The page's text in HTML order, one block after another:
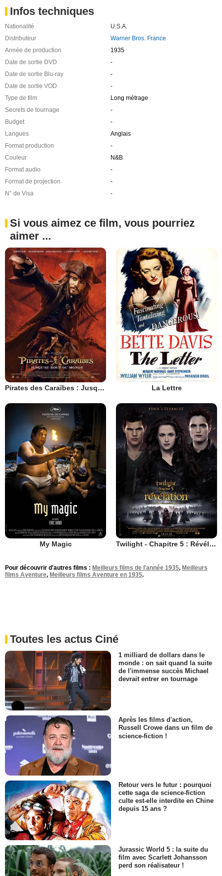
Infos techniques
Nationalité
U.S.A.
Distributeur
Warner Bros. France
Année de production
1935
Date de sortie DVD
-
Date de sortie Blu-ray
-
Date de sortie VOD
-
Type de film
Long métrage
Secrets de tournage
-
Budget
-
Langues
Anglais
Format production
-
Couleur
N&B
Format audio
-
Format de projection
-
N° de Visa
-
Si vous aimez ce film, vous pourriez
aimer ...
Pirates des Caraïbes : Jusqu'au Bout du Monde La Lettre
My Magic Twilight - Chapitre 5 : Révélation 2e partie
Pour découvrir d'autres films : Meilleurs films de l'année 1935, Meilleurs
films Aventure, Meilleurs films Aventure en 1935.
Toutes les actus Ciné
1 milliard de dollars dans le
monde : on sait quand la suite
de l'immense succès Michael
devrait entrer en tournage
Après les films d'action,
Russell Crowe dans un film de
science-fiction !
Retour vers le futur : pourquoi
cette saga de science-fiction
culte est-elle interdite en Chine
depuis 15 ans ?
Jurassic World 5 : la suite du
film avec Scarlett Johansson
perd son réalisateur !